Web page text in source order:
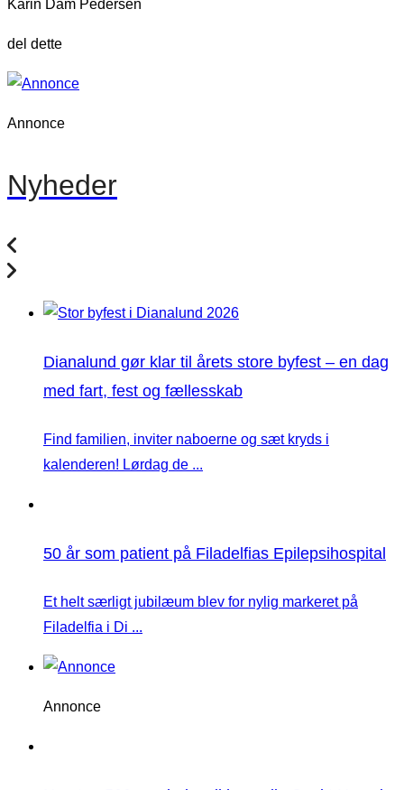
Karin Dam Pedersen
del dette
Annonce
Nyheder
Dianalund gør klar til årets store byfest – en dag
med fart, fest og fællesskab
Find familien, inviter naboerne og sæt kryds i
kalenderen! Lørdag de ...
50 år som patient på Filadelfias Epilepsihospital
Et helt særligt jubilæum blev for nylig markeret på
Filadelfia i Di ...
Annonce